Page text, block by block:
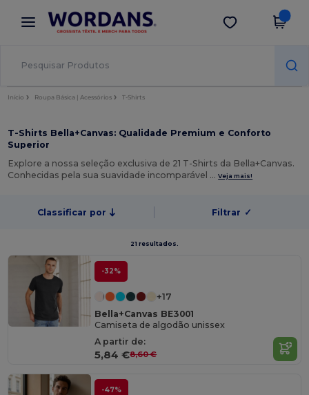
× App Wordans
Melhores preços na app!
Obter app
Início Roupa Básica | Acessórios T-Shirts
T-Shirts Bella+Canvas: Qualidade Premium e Conforto
Superior
Explore a nossa seleção exclusiva de 21 T-Shirts da Bella+Canvas.
Conhecidas pela sua suavidade incomparável …Veja mais!
Classificar por Filtrar ✓
21 resultados.
-32%
+17
Bella+Canvas BE3001
Camiseta de algodão unissex
A partir de:
5,84 €8,60 €
-47%